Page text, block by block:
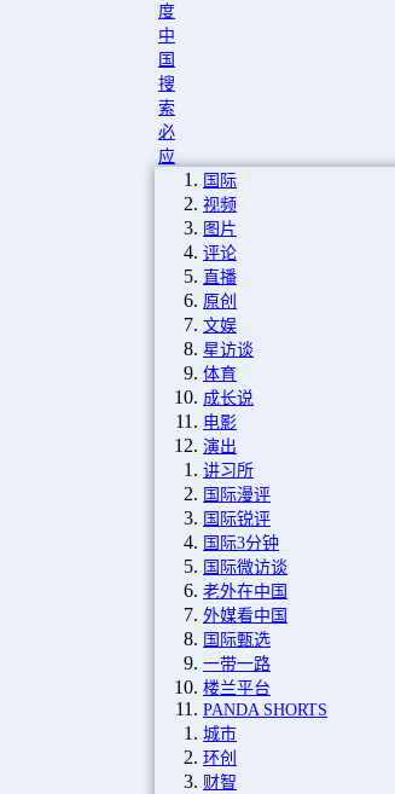
度
中
国
搜
索
必
应
国际
视频
图片
评论
直播
原创
文娱
星访谈
体育
成长说
电影
演出
讲习所
国际漫评
国际锐评
国际3分钟
国际微访谈
老外在中国
外媒看中国
国际甄选
一带一路
楼兰平台
PANDA SHORTS
城市
环创
财智